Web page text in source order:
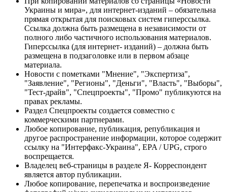
Украины и мира», для интернет-изданий – обязательна
прямая открытая для поисковых систем гиперссылка.
Ссылка должна быть размещена в независимости от
полного либо частичного использования материалов.
Гиперссылка (для интернет- изданий) – должна быть
размещена в подзаголовке или в первом абзаце
материала.
Новости с пометками "Мнение", "Экспертиза",
"Заявление", "Регионы", "Деньги", "Власть", "Выборы",
"Тест-драйв", "Спецпроекты", "Промо" публикуются на
правах рекламы.
Раздел Спецпроекты создается совместно с
коммерческими партнерами.
Любое копирование, публикация, републикация и
другое распространение информации, которое содержит
ссылку на "Интерфакс-Украина", EPA / UPG, строго
воспрещается.
Владелец веб-страницы в разделе Я- Корреспондент
является автор публикации.
Любое копирование, перепечатка и воспроизведение